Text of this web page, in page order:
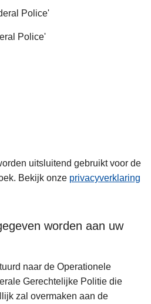
Police'
Police'
uitsluitend gebruikt voor de
Bekijk onze privacyverklaring
worden aan uw
naar de Operationele
Gerechtelijke Politie die
zal overmaken aan de